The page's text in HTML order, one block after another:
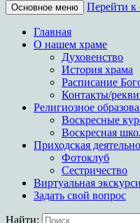
Храм в
Богородицы
Основное меню Перейти
Главная
О нашем храме
Духовенство
История храма
Расписание
Контакты/
Религиозное
Воскресные
Воскресная
Приходская
Фотоклуб
Сестричество
Виртуальная
Задать свой вопрос
Найти: